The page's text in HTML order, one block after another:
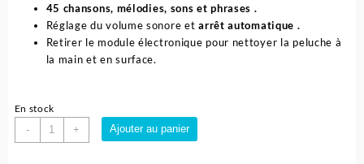
45 chansons, mélodies, sons et phrases .
Réglage du volume sonore etarrêt automatique .
Retirer le module électronique pour nettoyer la peluche à
la main et en surface.
En stock
-
quantité
de
+ Ajouter au panier